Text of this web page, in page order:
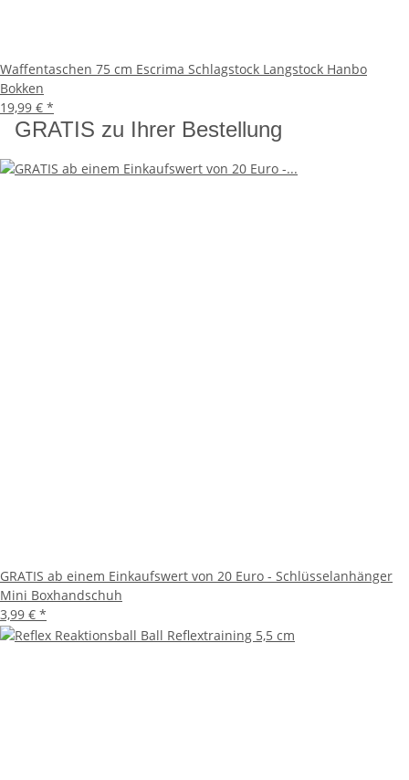
Waffentaschen 75 cm Escrima Schlagstock Langstock Hanbo
Bokken
19,99 € *
GRATIS zu Ihrer Bestellung
GRATIS ab einem Einkaufswert von 20 Euro - Schlüsselanhänger
Mini Boxhandschuh
3,99 € *